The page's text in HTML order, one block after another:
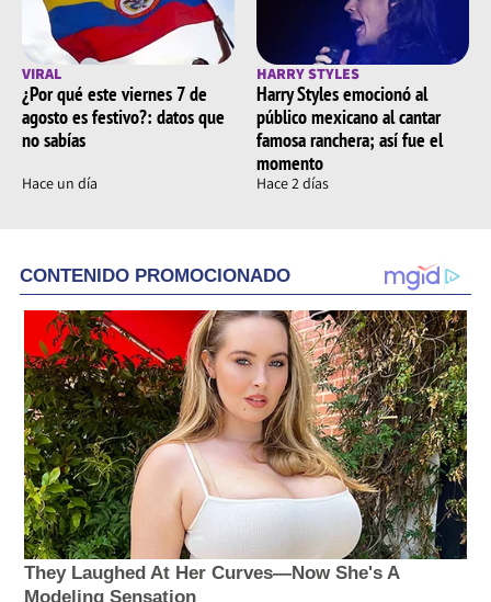
VIRAL
¿Por qué este viernes 7 de
agosto es festivo?: datos que
no sabías
Hace un día
HARRY STYLES
Harry Styles emocionó al
público mexicano al cantar
famosa ranchera; así fue el
momento
Hace 2 días